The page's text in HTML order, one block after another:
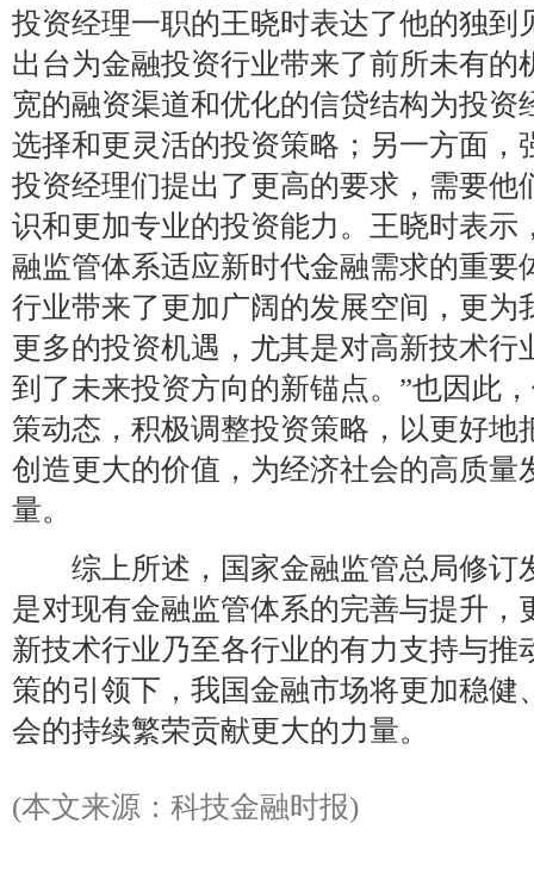
投资经理一职的王晓时表达了他的独到
出台为金融投资行业带来了前所未有的
宽的融资渠道和优化的信贷结构为投资
选择和更灵活的投资策略；另一方面，
投资经理们提出了更高的要求，需要他
识和更加专业的投资能力。王晓时表示
融监管体系适应新时代金融需求的重要
行业带来了更加广阔的发展空间，更为
更多的投资机遇，尤其是对高新技术行
到了未来投资方向的新锚点。”也因此
策动态，积极调整投资策略，以更好地
创造更大的价值，为经济社会的高质量
量。
综上所述，国家金融监管总局修订
是对现有金融监管体系的完善与提升，
新技术行业乃至各行业的有力支持与推
策的引领下，我国金融市场将更加稳健
会的持续繁荣贡献更大的力量。
(本文来源：科技金融时报)